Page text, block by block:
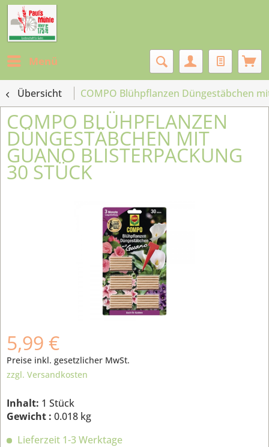
Menü
Übersicht COMPO Blühpflanzen Düngestäbchen
COMPO BLÜHPFLANZEN
DÜNGESTÄBCHEN MIT
GUANO BLISTERPACKUNG
30 STÜCK
5,99 €
Preise inkl. gesetzlicher MwSt.
zzgl. Versandkosten
Inhalt: 1 Stück
Gewicht : 0.018 kg
Lieferzeit 1-3 Werktage